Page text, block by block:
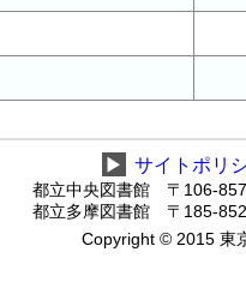
▶ サイトポリ
都立中央図書館 〒106-
都立多摩図書館 〒185-
Copyright © 2015 東